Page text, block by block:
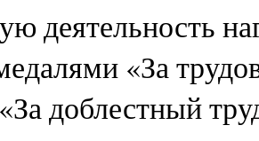
деятельность
«За
доблестный